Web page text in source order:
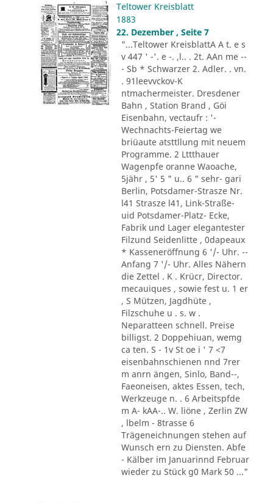
Teltower Kreisblatt
1883
22. Dezember , Seite 7
"...Teltower KreisblattA A t. e s
v 447 ' -'. e -. ,l.. . 2t. AAn me --
- Sb * Schwarzer 2. Adler. . vn.
. 91leevvckov-K
ntmachermeister. Dresdener
Bahn , Station Brand , Göi
Eisenbahn, vectaufr : '-
Wechnachts-Feiertag we
briüaute atsttllung mit neuem
Programme. 2 Lttthauer
Wagenpfe oranne Waoache,
5jähr , 5' 5 " u.. 6 " sehr- gari
Berlin, Potsdamer-Strasze Nr.
l41 Strasze l41, Link-Straße-
uid Potsdamer-Platz- Ecke,
Fabrik und Lager elegantester
Filzund Seidenlitte , 0dapeaux
* Kasseneröffnung 6 '/- Uhr. --
Anfang 7 '/- Uhr. Alles Nähern
die Zettel . K . Krücr, Director.
mecauiques , sowie fest u. 1 er
, S Mützen, Jagdhüte ,
Filzschuhe u . s. w .
Neparatteen schnell. Preise
billigst. 2 Doppehiuan, wemg
ca ten. S - 1v St oe i ' 7 <7
eisenbahnschienen nnd 7rer
m anrn ängen, Sinlo, Band--,
Faeoneisen, aktes Essen, tech,
Werkzeuge n. . 6 Arbeitspfde
m A- kAA-.. W. liöne , Zerlin ZW
, lbelm - 8trasse 6
Trägeneichnungen stehen auf
Wunsch ern zu Diensten. Abfe
- Kälber im Januarinnd Februar
wieder zu Stück g0 Mark 50 ..."